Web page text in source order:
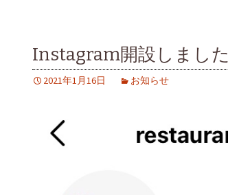
Instagram開設しました
2021年1月16日 お知らせ